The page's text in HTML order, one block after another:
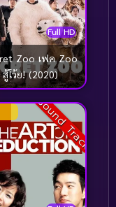
(425)
Full HD
Zoo เฟค Zoo
สู้โว้ย! (2020)
Sound Track